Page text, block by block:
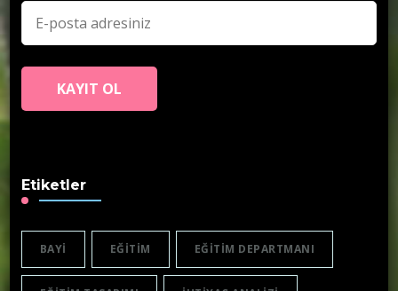
Etiketler
BAYI EĞITIM EĞITIM DEPARTMANI